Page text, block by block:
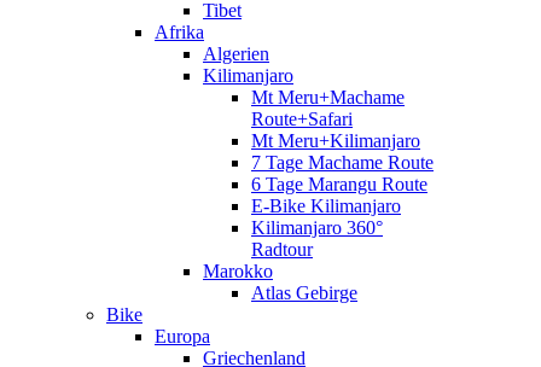
Tibet
Afrika
Algerien
Kilimanjaro
Mt Meru+Machame
Route+Safari
Mt Meru+Kilimanjaro
7 Tage Machame Route
6 Tage Marangu Route
E-Bike Kilimanjaro
Kilimanjaro 360°
Radtour
Marokko
Atlas Gebirge
Bike
Europa
Griechenland